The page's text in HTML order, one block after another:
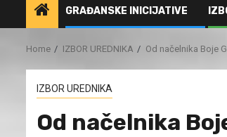
GRAĐANSKE INICIJATIVE
Home IZBOR UREDNIKA Od načelnika Boje
IZBOR UREDNIKA
Od načelnika